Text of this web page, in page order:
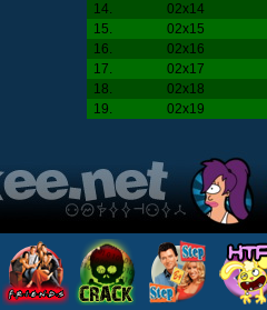
14.
02x14
15.
02x15
16.
02x16
17.
02x17
18.
02x18
19.
02x19